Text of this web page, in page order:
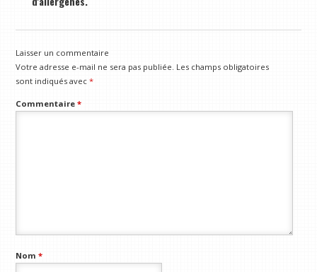
Laisser un commentaire
Votre adresse e-mail ne sera pas publiée. Les champs obligatoires
sont indiqués avec*
Commentaire*
Nom*